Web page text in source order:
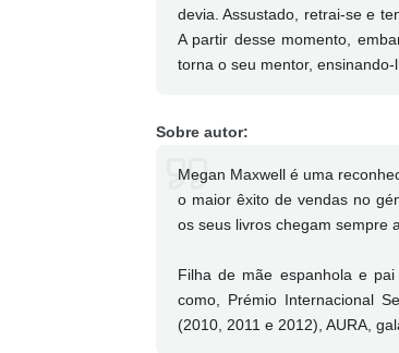
devia. Assustado, retrai-se e
A partir desse momento,
torna o seu mentor,
Sobre autor:
Megan Maxwell é uma
o maior êxito de vendas no
os seus livros chegam sempre
Filha de mãe espanhola e
como, Prémio Internacional
(2010, 2011 e 2012), AURA,